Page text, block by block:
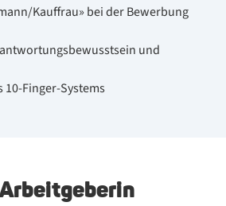
Kauffrau» bei der Bewerbung
und
10-Finger-Systems